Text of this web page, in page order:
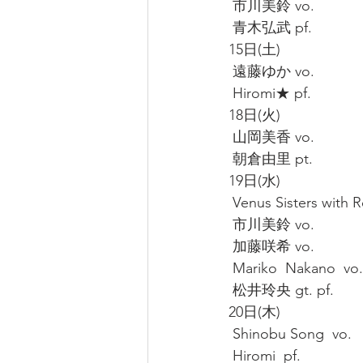
市川美鈴 vo.
青木弘武 pf.
15日(土)
遠藤ゆか vo.
Hiromi★ pf.
18日(火)
山岡美香 vo.
朝倉由里 pt.
19日(水)
Venus Sisters with
市川美鈴 vo.
加藤咲希 vo.
Mariko  Nakano  vo.
松井玲央 gt. pf.
20日(木)
Shinobu Song  vo.
Hiromi  pf.